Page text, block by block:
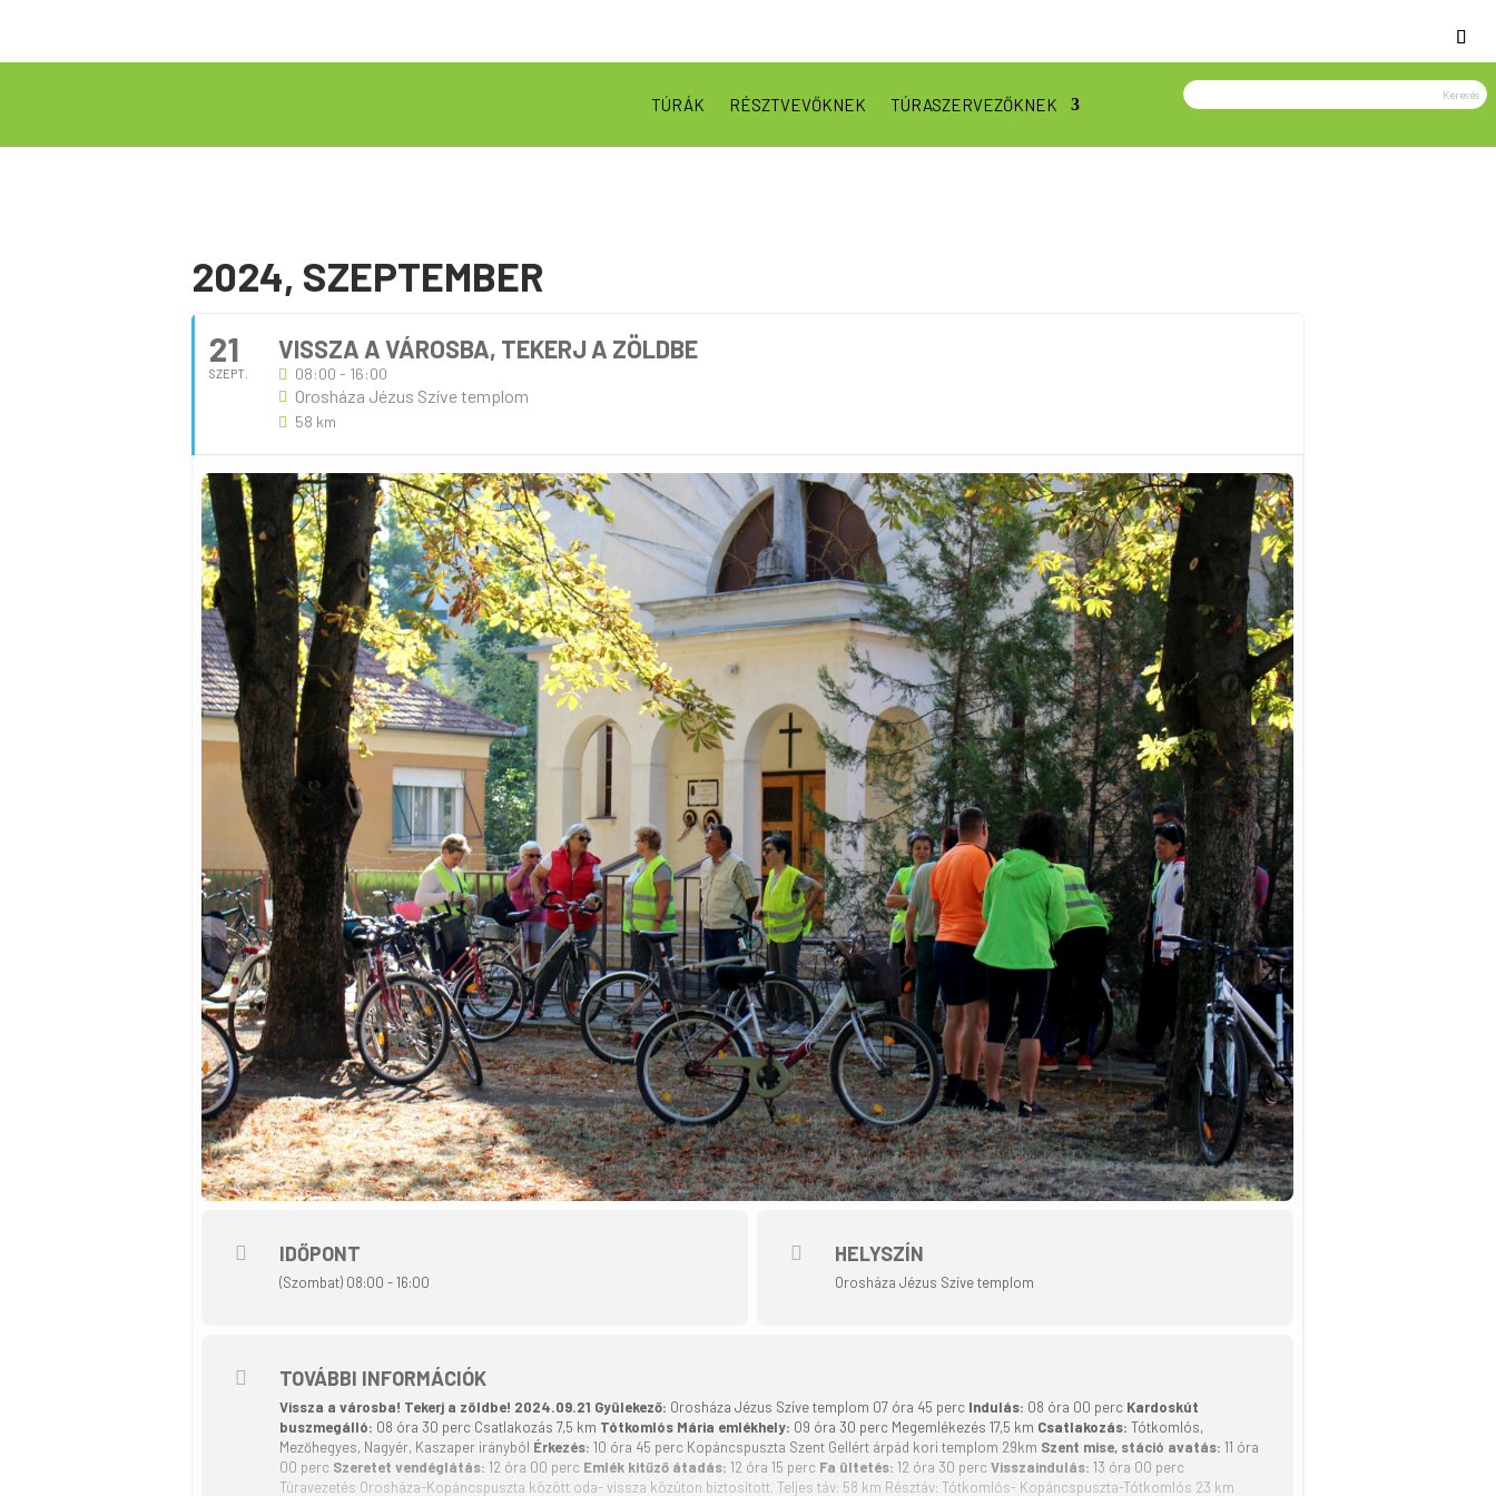
TÚRÁK RÉSZTVEVŐKNEK TÚRASZERVEZŐKNEK
2024, SZEPTEMBER
21
SZEPT.
VISSZA A VÁROSBA, TEKERJ A ZÖLDBE
08:00 - 16:00
Orosháza Jézus Szíve templom
58 km
IDŐPONT
(Szombat) 08:00 - 16:00
HELYSZÍN
Orosháza Jézus Szíve templom
TOVÁBBI INFORMÁCIÓK
Vissza a városba! Tekerj a zöldbe! 2024.09.21 Gyülekező: Orosháza Jézus Szíve templom 07 óra 45 perc Indulás: 08 óra 00 perc Kardoskút
buszmegálló: 08 óra 30 perc Csatlakozás 7,5 km Tótkomlós Mária emlékhely: 09 óra 30 perc Megemlékezés 17,5 km Csatlakozás: Tótkomlós,
Mezőhegyes, Nagyér, Kaszaper irányból Érkezés: 10 óra 45 perc Kopáncspuszta Szent Gellért árpád kori templom 29km Szent mise, stáció avatás: 11 óra
00 perc Szeretet vendéglátás: 12 óra 00 perc Emlék kitűző átadás: 12 óra 15 perc Fa ültetés: 12 óra 30 perc Visszaindulás: 13 óra 00 perc
Túravezetés Orosháza-Kopáncspuszta között oda- vissza közúton biztosított. Teljes táv: 58 km Résztáv: Tótkomlós- Kopáncspuszta-Tótkomlós 23 km